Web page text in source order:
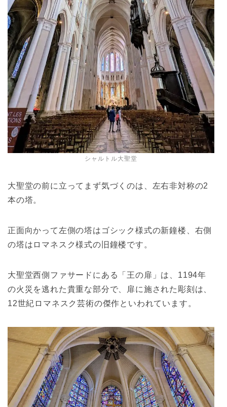
シャルトル大聖堂
大聖堂の前に立ってまず気づくのは、左右非対称の2
本の塔。
正面向かって左側の塔はゴシック様式の新鐘楼、右側
の塔はロマネスク様式の旧鐘楼です。
大聖堂西側ファサードにある「王の扉」は、1194年
の火災を逃れた貴重な部分で、扉に施された彫刻は、
12世紀ロマネスク芸術の傑作といわれています。